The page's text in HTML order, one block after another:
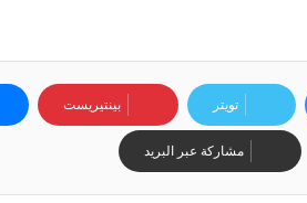
تويتر بينتيريست
مشاركة عبر البريد